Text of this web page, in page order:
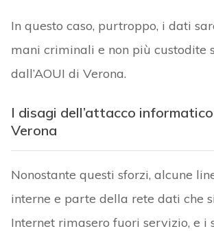
In questo caso, purtroppo, i dati
mani criminali e non più custodite
dall’AOUI di Verona.
I disagi dell’attacco informatico
Verona
Nonostante questi sforzi, alcune
interne e parte della rete dati che
Internet rimasero fuori servizio, e i